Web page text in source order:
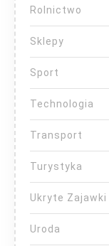
Rolnictwo
Sklepy
Sport
Technologia
Transport
Turystyka
Ukryte Zajawki
Uroda